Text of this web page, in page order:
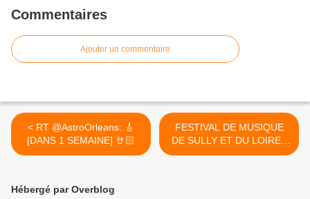
Commentaires
Ajouter un commentaire
< RT @AstroOrleans: 🎸
[DANS 1 SEMAINE] 🤘🏻
FESTIVAL DE MUSIQUE
DE SULLY ET DU LOIRET
2018: un programme
Hébergé par Overblog